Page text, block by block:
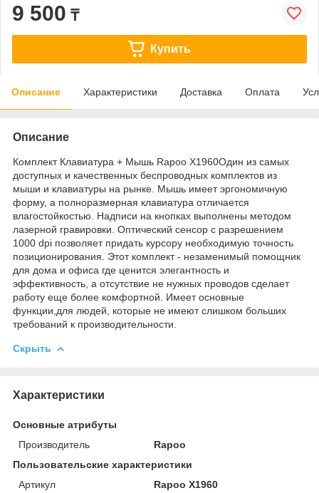
9 500 ₸
Купить
Описание Характеристики Доставка Оплата
Описание
Комплект Клавиатура + Мышь Rapoo X1960Один из самых
доступных и качественных беспроводных комплектов из
мыши и клавиатуры на рынке. Мышь имеет эргономичную
форму, а полноразмерная клавиатура отличается
влагостойкостью. Надписи на кнопках выполнены методом
лазерной гравировки. Оптический сенсор с разрешением
1000 dpi позволяет придать курсору необходимую точность
позиционирования. Этот комплект - незаменимый помощник
для дома и офиса где ценится элегантность и
эффективность, а отсутствие не нужных проводов сделает
работу еще более комфортной. Имеет основные
функции,для людей, которые не имеют слишком больших
требований к производительности.
Скрыть
Характеристики
Основные атрибуты
Производитель
Rapoo
Пользовательские характеристики
Артикул
Rapoo X1960